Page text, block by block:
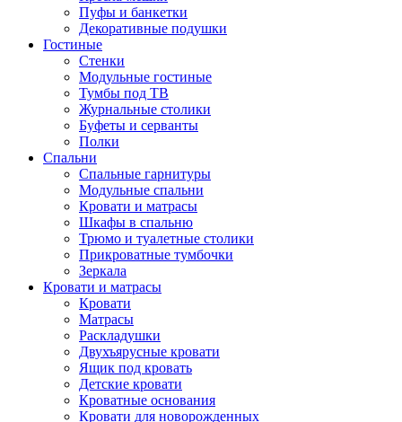
Пуфы и банкетки
Декоративные подушки
Гостиные
Стенки
Модульные гостиные
Тумбы под ТВ
Журнальные столики
Буфеты и серванты
Полки
Спальни
Спальные гарнитуры
Модульные спальни
Кровати и матрасы
Шкафы в спальню
Трюмо и туалетные столики
Прикроватные тумбочки
Зеркала
Кровати и матрасы
Кровати
Матрасы
Раскладушки
Двухъярусные кровати
Ящик под кровать
Детские кровати
Кроватные основания
Кровати для новорожденных